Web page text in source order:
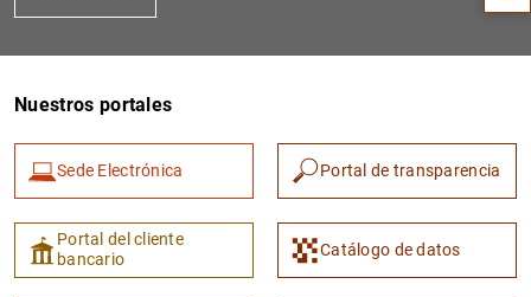
Nuestros portales
Sede Electrónica Portal de transparencia
Portal del cliente
bancario
Catálogo de datos